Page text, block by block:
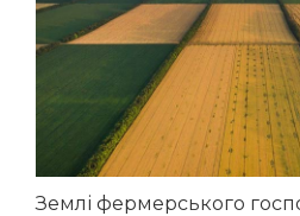
Землі фермерського